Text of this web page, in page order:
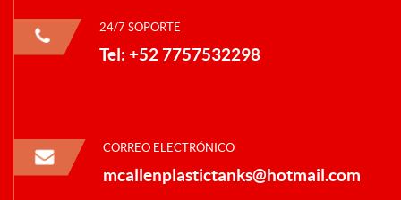
24/7 SOPORTE
Tel: +52 7757532298
CORREO ELECTRÓNICO
mcallenplastictanks@hotmail.com